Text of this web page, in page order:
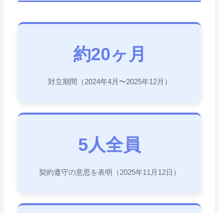
約20ヶ月
対立期間（2024年4月〜2025年12月）
5人全員
契約遵守の意思を表明（2025年11月12日）